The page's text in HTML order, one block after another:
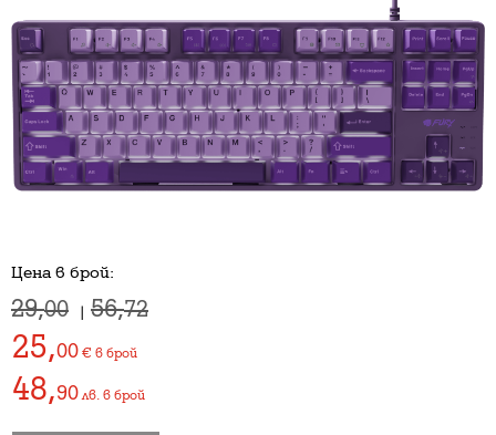
Цена в брой:
29,00 | 56,72
25,00 € в брой
48,90 лв. в брой